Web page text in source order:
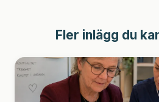
Fler inlägg du